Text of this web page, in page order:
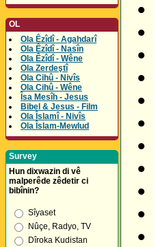
OL
Ola Êzîdî - Agahdarî
Ola Êzîdî - Nasîn
Ola Êzîdî - Wêne
Ola Zerdeştî
Ola Cihû - Nivîs
Ola Cihû - Wêne
Îsa Mesîh - Jesus
Bibel & Jesus - Film
Ola Îslamî - Nivîs
Ola Îslam-Mewlud
Survey
Hun dixwazin di vê
malperêde zêdetir ci
bibînin?
Sîyaset
Nûçe, Radyo, TV
Dîroka Kudistan